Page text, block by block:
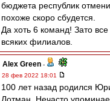
бюджета республик
похоже скоро сбудется.
Да хоть 6 команд! Зато
всяких филиалов.
Alex Green -
28 фев 2022 18:01
100 лет назад родился